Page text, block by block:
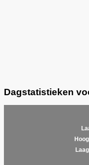
Dagstatistieken